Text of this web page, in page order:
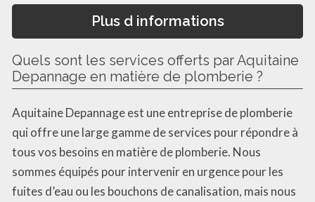
Plus d informations
Quels sont les services offerts par Aquitaine
Depannage en matière de plomberie ?
Aquitaine Depannage est une entreprise de plomberie
qui offre une large gamme de services pour répondre à
tous vos besoins en matière de plomberie. Nous
sommes équipés pour intervenir en urgence pour les
fuites d’eau ou les bouchons de canalisation, mais nous